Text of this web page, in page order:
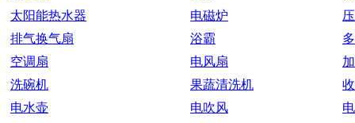
太阳能热水器
电磁炉
排气换气扇
浴霸
空调扇
电风扇
洗碗机
果蔬清洗机
电水壶
电吹风